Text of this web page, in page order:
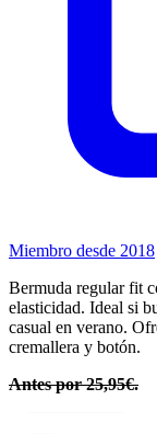
Miembro desde 2018
Bermuda regular fit
elasticidad. Ideal si
casual en verano.
cremallera y botón.
Antes por 25,95€.